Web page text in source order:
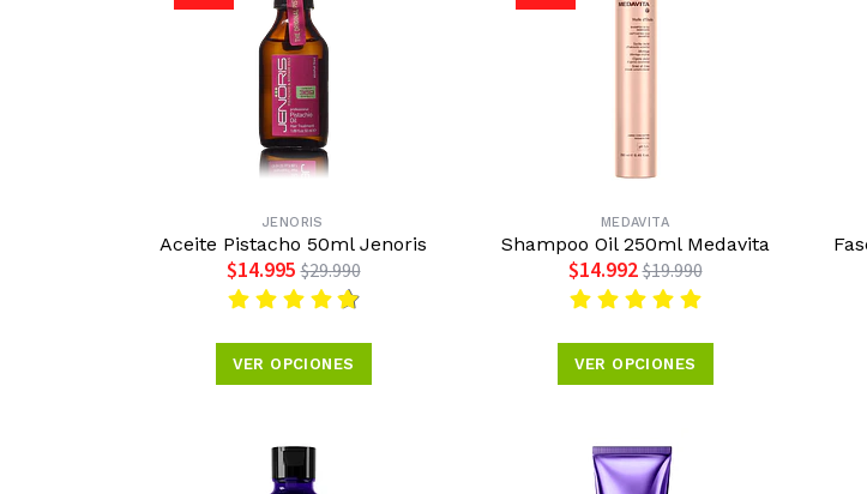
JENORIS
Aceite Pistacho 50ml Jenoris
$14.995 $29.990
VER OPCIONES
MEDAVITA
Shampoo Oil 250ml Medavita
$14.992 $19.990
VER OPCIONES